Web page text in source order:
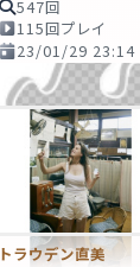
547回
115回プレイ
23/01/29 23:14
トラウデン直美